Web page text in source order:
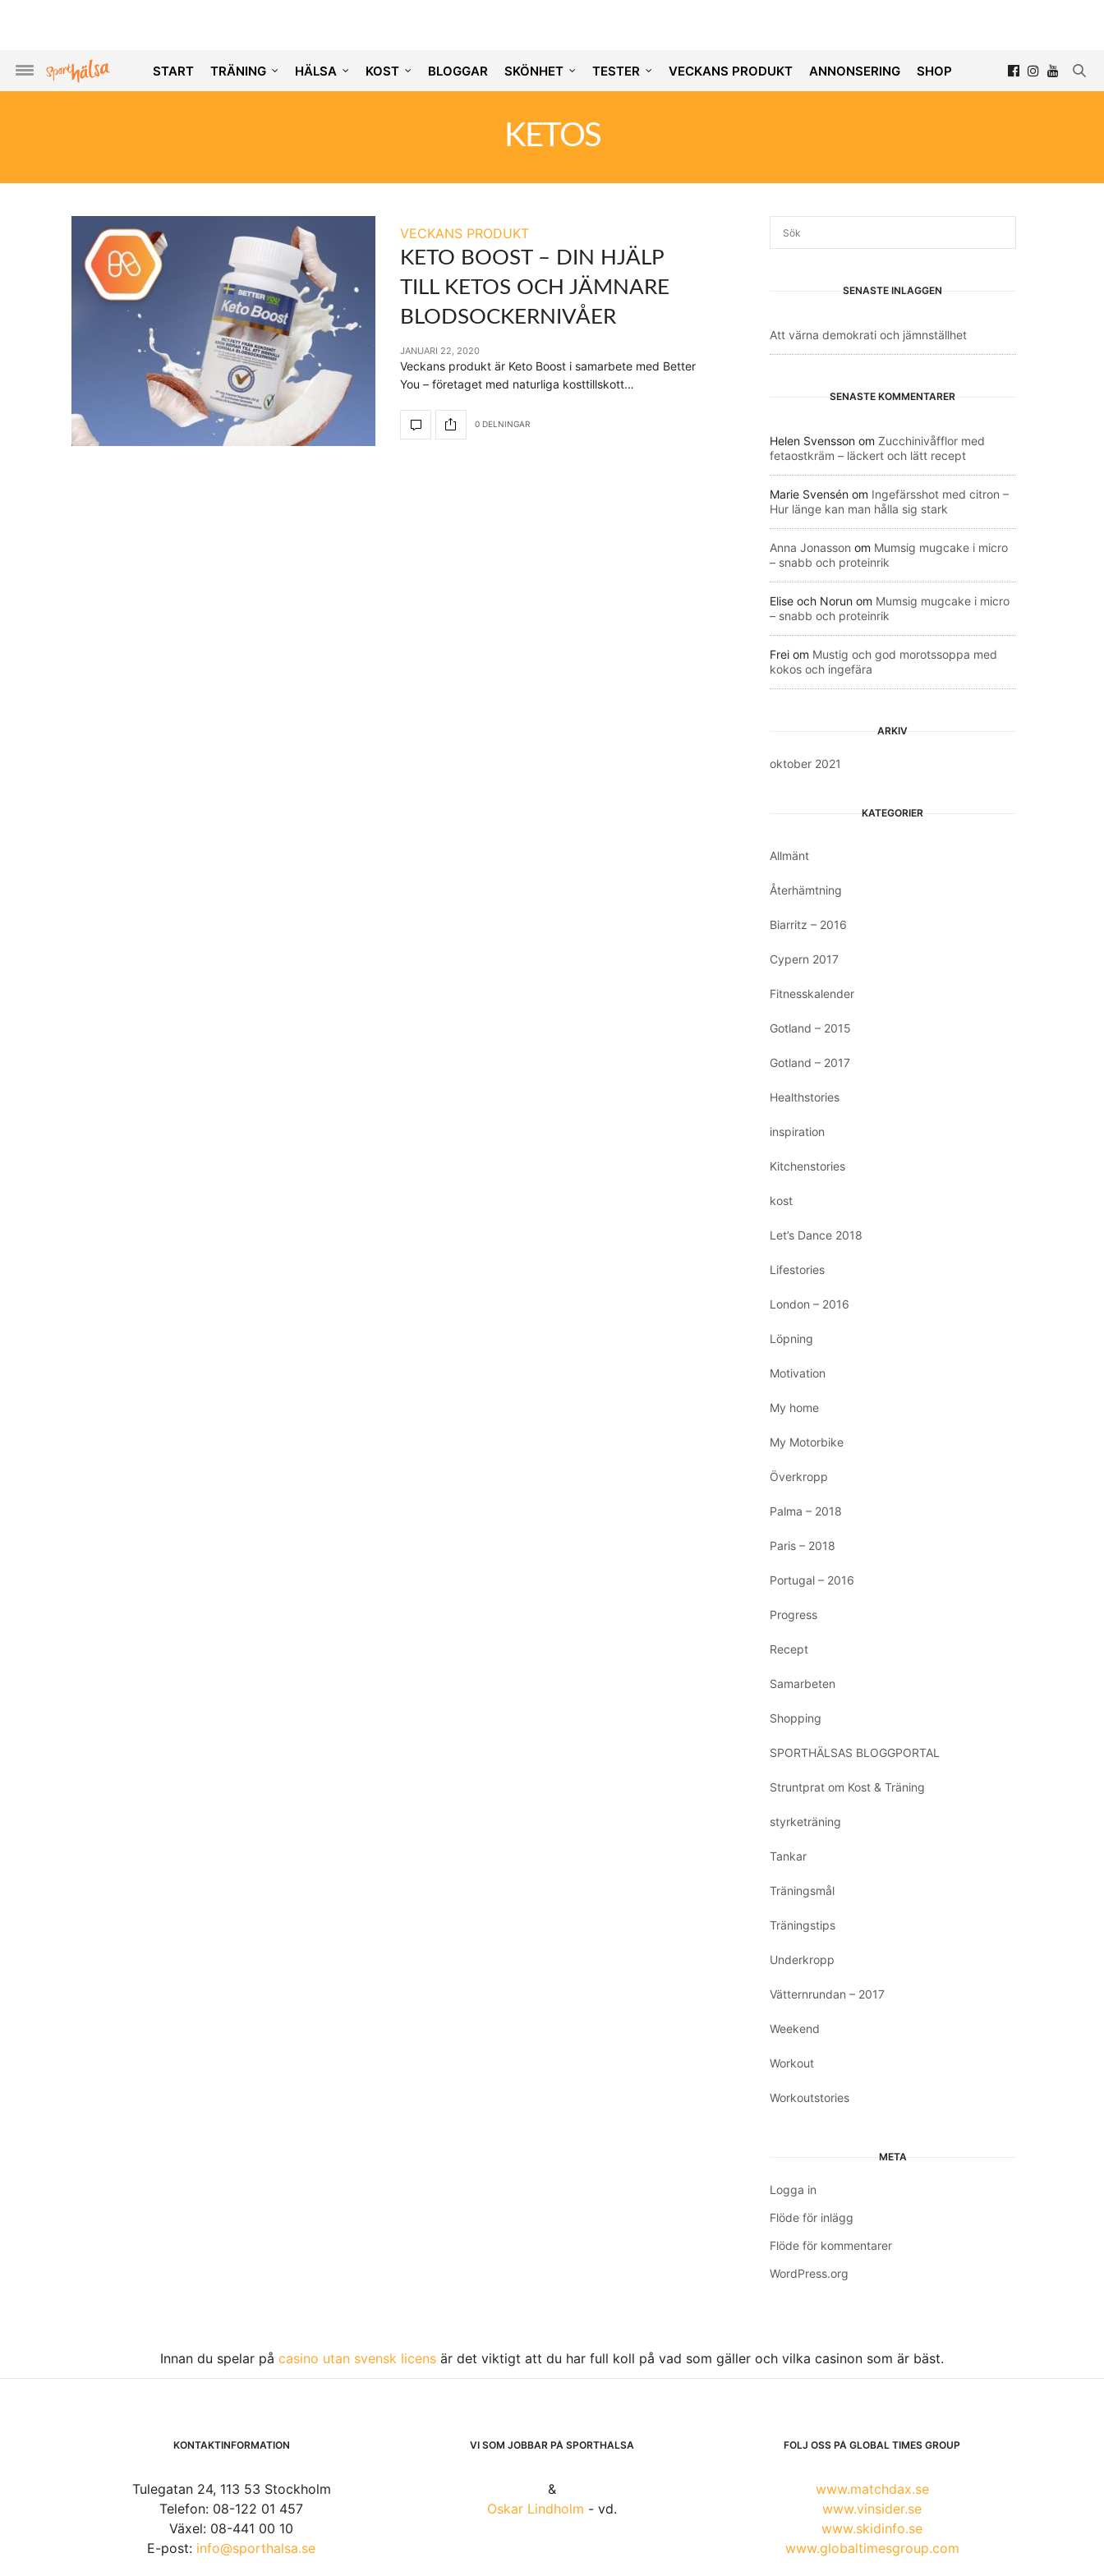
START TRÄNING HÄLSA KOST BLOGGAR SKÖNHET TESTER VECKANS PRODUKT ANNONSERING SHOP
KETOS
VECKANS PRODUKT
KETO BOOST – DIN HJÄLP
TILL KETOS OCH JÄMNARE
BLODSOCKERNIVÅER
JANUARI 22, 2020
Veckans produkt är Keto Boost i samarbete med Better
You – företaget med naturliga kosttillskott…
0 DELNINGAR
SENASTE INLÄGGEN
Att värna demokrati och jämnställhet
SENASTE KOMMENTARER
Helen Svensson om Zucchinivåfflor med
fetaostkräm – läckert och lätt recept
Marie Svensén om Ingefärsshot med citron –
Hur länge kan man hålla sig stark
Anna Jonasson om Mumsig mugcake i micro
– snabb och proteinrik
Elise och Norun om Mumsig mugcake i micro
– snabb och proteinrik
Frei om Mustig och god morotssoppa med
kokos och ingefära
ARKIV
oktober 2021
KATEGORIER
Allmänt
Återhämtning
Biarritz – 2016
Cypern 2017
Fitnesskalender
Gotland – 2015
Gotland – 2017
Healthstories
inspiration
Kitchenstories
kost
Let’s Dance 2018
Lifestories
London – 2016
Löpning
Motivation
My home
My Motorbike
Överkropp
Palma – 2018
Paris – 2018
Portugal – 2016
Progress
Recept
Samarbeten
Shopping
SPORTHÄLSAS BLOGGPORTAL
Struntprat om Kost & Träning
styrketräning
Tankar
Träningsmål
Träningstips
Underkropp
Vätternrundan – 2017
Weekend
Workout
Workoutstories
META
Logga in
Flöde för inlägg
Flöde för kommentarer
WordPress.org
Innan du spelar på casino utan svensk licens är det viktigt att du har full koll på vad som gäller och vilka casinon som är bäst.
KONTAKTINFORMATION
Tulegatan 24, 113 53 Stockholm
Telefon: 08-122 01 457
Växel: 08-441 00 10
E-post: info@sporthalsa.se
VI SOM JOBBAR PÅ SPORTHÄLSA
&
Oskar Lindholm - vd.
FÖLJ OSS PÅ GLOBAL TIMES GROUP
www.matchdax.se
www.vinsider.se
www.skidinfo.se
www.globaltimesgroup.com